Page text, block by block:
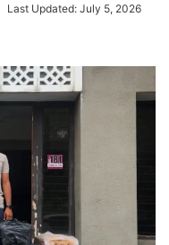
Last Updated: July 5, 2026